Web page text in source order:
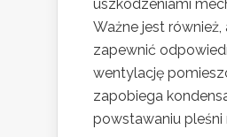
uszkodzeniami
Ważne jest również,
zapewnić
wentylację
zapobiega
powstawaniu pleśni